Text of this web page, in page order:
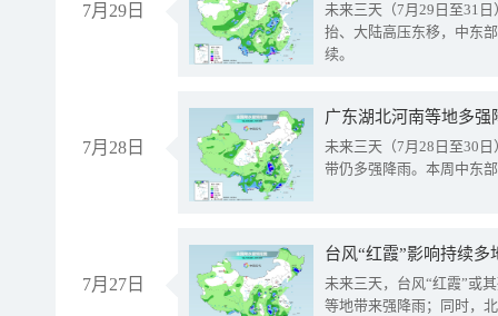
7月29日
未来三天（7月29日至31
抬、大陆高压东移，中东
续。
7月28日
广东湖北河南等地多
未来三天（7月28日至30
带仍多强降雨。本周中东
7月27日
台风“红霞”影响持续
未来三天，台风“红霞”或
等地带来强降雨；同时，